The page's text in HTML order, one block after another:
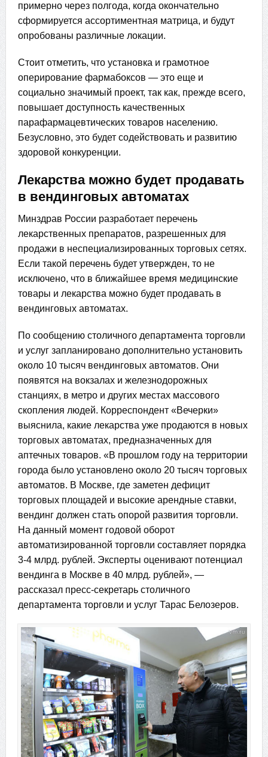
примерно через полгода, когда окончательно
сформируется ассортиментная матрица, и будут
опробованы различные локации.
Стоит отметить, что установка и грамотное
оперирование фармабоксов — это еще и
социально значимый проект, так как, прежде всего,
повышает доступность качественных
парафармацевтических товаров населению.
Безусловно, это будет содействовать и развитию
здоровой конкуренции.
Лекарства можно будет продавать
в вендинговых автоматах
Минздрав России разработает перечень
лекарственных препаратов, разрешенных для
продажи в неспециализированных торговых сетях.
Если такой перечень будет утвержден, то не
исключено, что в ближайшее время медицинские
товары и лекарства можно будет продавать в
вендинговых автоматах.
По сообщению столичного департамента торговли
и услуг запланировано дополнительно установить
около 10 тысяч вендинговых автоматов. Они
появятся на вокзалах и железнодорожных
станциях, в метро и других местах массового
скопления людей. Корреспондент «Вечерки»
выяснила, какие лекарства уже продаются в новых
торговых автоматах, предназначенных для
аптечных товаров. «В прошлом году на территории
города было установлено около 20 тысяч торговых
автоматов. В Москве, где заметен дефицит
торговых площадей и высокие арендные ставки,
вендинг должен стать опорой развития торговли.
На данный момент годовой оборот
автоматизированной торговли составляет порядка
3-4 млрд. рублей. Эксперты оценивают потенциал
вендинга в Москве в 40 млрд. рублей», —
рассказал пресс-секретарь столичного
департамента торговли и услуг Тарас Белозеров.